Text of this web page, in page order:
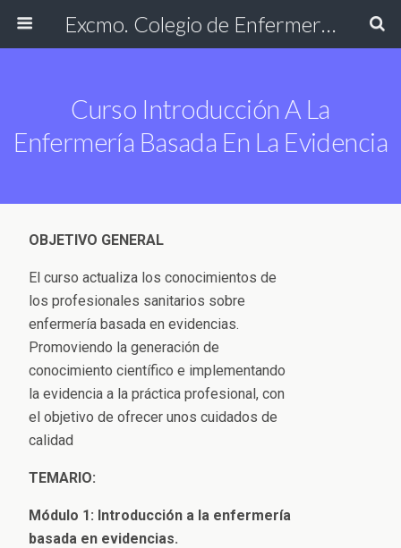
Excmo. Colegio de Enfermería de Cádiz
Curso Introducción A La
Enfermería Basada En La Evidencia
OBJETIVO GENERAL
El curso actualiza los conocimientos de
los profesionales sanitarios sobre
enfermería basada en evidencias.
Promoviendo la generación de
conocimiento científico e implementando
la evidencia a la práctica profesional, con
el objetivo de ofrecer unos cuidados de
calidad
TEMARIO:
Módulo 1: Introducción a la enfermería
basada en evidencias.